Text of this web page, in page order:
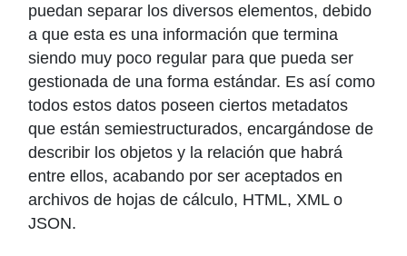
puedan separar los diversos elementos, debido
a que esta es una información que termina
siendo muy poco regular para que pueda ser
gestionada de una forma estándar. Es así como
todos estos datos poseen ciertos metadatos
que están semiestructurados, encargándose de
describir los objetos y la relación que habrá
entre ellos, acabando por ser aceptados en
archivos de hojas de cálculo, HTML, XML o
JSON.